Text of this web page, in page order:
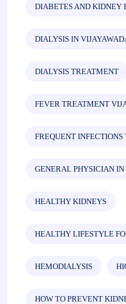
DIABETES AND KIDNEY
DIALYSIS IN
DIALYSIS TREATMENT
FEVER TREATMENT
FREQUENT
GENERAL PHYSICIAN
HEALTHY KIDNEYS
HEALTHY LIFESTYLE
HEMODIALYSIS
HOW TO PREVENT